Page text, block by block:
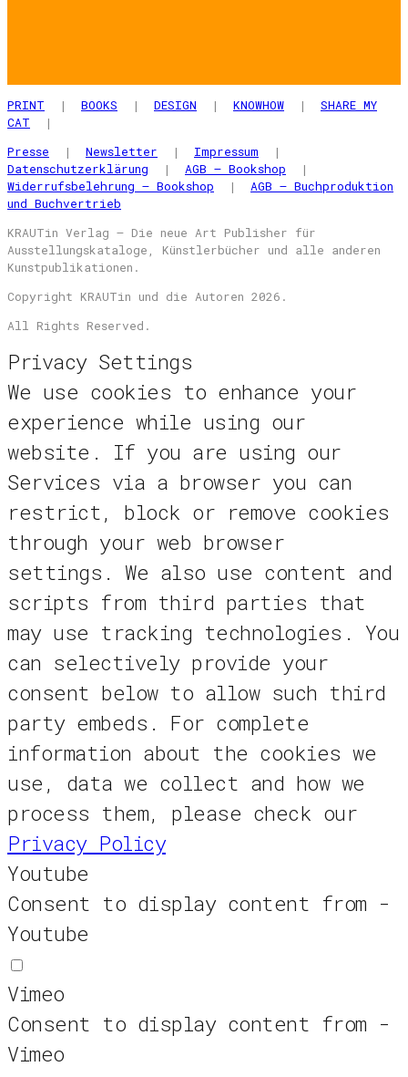
PRINT | BOOKS | DESIGN | KNOWHOW | SHARE MY
CAT |
Presse | Newsletter | Impressum |
Datenschutzerklärung | AGB – Bookshop |
Widerrufsbelehrung – Bookshop | AGB – Buchproduktion
und Buchvertrieb
KRAUTin Verlag – Die neue Art Publisher für
Ausstellungskataloge, Künstlerbücher und alle anderen
Kunstpublikationen.
Copyright KRAUTin und die Autoren 2026.
All Rights Reserved.
Privacy Settings
We use cookies to enhance your
experience while using our
website. If you are using our
Services via a browser you can
restrict, block or remove cookies
through your web browser
settings. We also use content and
scripts from third parties that
may use tracking technologies. You
can selectively provide your
consent below to allow such third
party embeds. For complete
information about the cookies we
use, data we collect and how we
process them, please check our
Privacy Policy
Youtube
Consent to display content from -
Youtube
Vimeo
Consent to display content from -
Vimeo